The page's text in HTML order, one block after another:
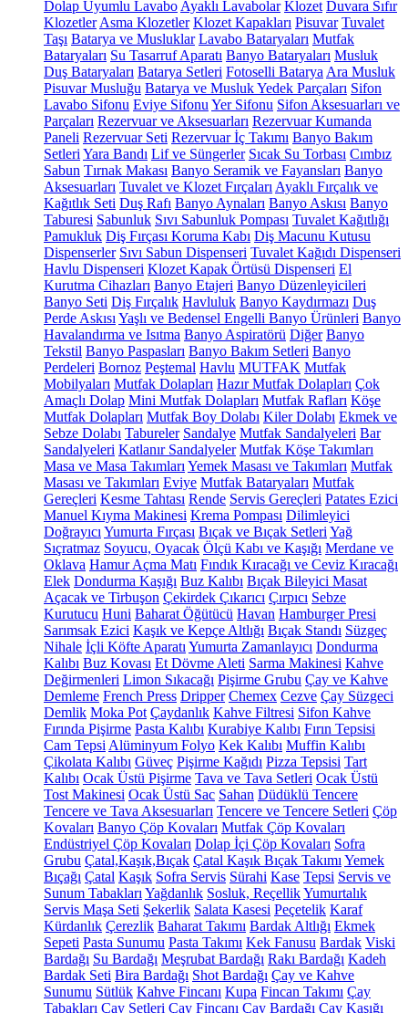
Dolap Uyumlu Lavabo Ayaklı Lavabolar Klozet Duvara Sıfır
Klozetler Asma Klozetler Klozet Kapakları Pisuvar Tuvalet
Taşı Batarya ve Musluklar Lavabo Bataryaları Mutfak
Bataryaları Su Tasarruf Aparatı Banyo Bataryaları Musluk
Duş Bataryaları Batarya Setleri Fotoselli Batarya Ara Musluk
Pisuvar Musluğu Batarya ve Musluk Yedek Parçaları Sifon
Lavabo Sifonu Eviye Sifonu Yer Sifonu Sifon Aksesuarları ve
Parçaları Rezervuar ve Aksesuarları Rezervuar Kumanda
Paneli Rezervuar Seti Rezervuar İç Takımı Banyo Bakım
Setleri Yara Bandı Lif ve Süngerler Sıcak Su Torbası Cımbız
Sabun Tırnak Makası Banyo Seramik ve Fayansları Banyo
Aksesuarları Tuvalet ve Klozet Fırçaları Ayaklı Fırçalık ve
Kağıtlık Seti Duş Rafı Banyo Aynaları Banyo Askısı Banyo
Taburesi Sabunluk Sıvı Sabunluk Pompası Tuvalet Kağıtlığı
Pamukluk Diş Fırçası Koruma Kabı Diş Macunu Kutusu
Dispenserler Sıvı Sabun Dispenseri Tuvalet Kağıdı Dispenseri
Havlu Dispenseri Klozet Kapak Örtüsü Dispenseri El
Kurutma Cihazları Banyo Etajeri Banyo Düzenleyicileri
Banyo Seti Diş Fırçalık Havluluk Banyo Kaydırmazı Duş
Perde Askısı Yaşlı ve Bedensel Engelli Banyo Ürünleri Banyo
Havalandırma ve Isıtma Banyo Aspiratörü Diğer Banyo
Tekstil Banyo Paspasları Banyo Bakım Setleri Banyo
Perdeleri Bornoz Peştemal Havlu MUTFAK Mutfak
Mobilyaları Mutfak Dolapları Hazır Mutfak Dolapları Çok
Amaçlı Dolap Mini Mutfak Dolapları Mutfak Rafları Köşe
Mutfak Dolapları Mutfak Boy Dolabı Kiler Dolabı Ekmek ve
Sebze Dolabı Tabureler Sandalye Mutfak Sandalyeleri Bar
Sandalyeleri Katlanır Sandalyeler Mutfak Köşe Takımları
Masa ve Masa Takımları Yemek Masası ve Takımları Mutfak
Masası ve Takımları Eviye Mutfak Bataryaları Mutfak
Gereçleri Kesme Tahtası Rende Servis Gereçleri Patates Ezici
Manuel Kıyma Makinesi Krema Pompası Dilimleyici
Doğrayıcı Yumurta Fırçası Bıçak ve Bıçak Setleri Yağ
Sıçratmaz Soyucu, Oyacak Ölçü Kabı ve Kaşığı Merdane ve
Oklava Hamur Açma Matı Fındık Kıracağı ve Ceviz Kıracağı
Elek Dondurma Kaşığı Buz Kalıbı Bıçak Bileyici Masat
Açacak ve Tirbuşon Çekirdek Çıkarıcı Çırpıcı Sebze
Kurutucu Huni Baharat Öğütücü Havan Hamburger Presi
Sarımsak Ezici Kaşık ve Kepçe Altlığı Bıçak Standı Süzgeç
Nihale İçli Köfte Aparatı Yumurta Zamanlayıcı Dondurma
Kalıbı Buz Kovası Et Dövme Aleti Sarma Makinesi Kahve
Değirmenleri Limon Sıkacağı Pişirme Grubu Çay ve Kahve
Demleme French Press Dripper Chemex Cezve Çay Süzgeci
Demlik Moka Pot Çaydanlık Kahve Filtresi Sifon Kahve
Fırında Pişirme Pasta Kalıbı Kurabiye Kalıbı Fırın Tepsisi
Cam Tepsi Alüminyum Folyo Kek Kalıbı Muffin Kalıbı
Çikolata Kalıbı Güveç Pişirme Kağıdı Pizza Tepsisi Tart
Kalıbı Ocak Üstü Pişirme Tava ve Tava Setleri Ocak Üstü
Tost Makinesi Ocak Üstü Sac Sahan Düdüklü Tencere
Tencere ve Tava Aksesuarları Tencere ve Tencere Setleri Çöp
Kovaları Banyo Çöp Kovaları Mutfak Çöp Kovaları
Endüstriyel Çöp Kovaları Dolap İçi Çöp Kovaları Sofra
Grubu Çatal,Kaşık,Bıçak Çatal Kaşık Bıçak Takımı Yemek
Bıçağı Çatal Kaşık Sofra Servis Sürahi Kase Tepsi Servis ve
Sunum Tabakları Yağdanlık Sosluk, ReçellikYumurtalık
Servis Maşa Seti Şekerlik Salata Kasesi Peçetelik Karaf
Kürdanlık Çerezlik Baharat Takımı Bardak Altlığı Ekmek
Sepeti Pasta Sunumu Pasta Takımı Kek Fanusu Bardak Viski
Bardağı Su Bardağı Meşrubat Bardağı Rakı Bardağı Kadeh
Bardak Seti Bira Bardağı Shot Bardağı Çay ve Kahve
Sunumu Sütlük Kahve Fincanı Kupa Fincan Takımı Çay
Tabakları Çay Setleri Çay Fincanı Çay Bardağı Çay Kaşığı